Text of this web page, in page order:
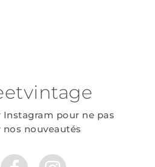
Instagram pour ne pas
nos nouveautés